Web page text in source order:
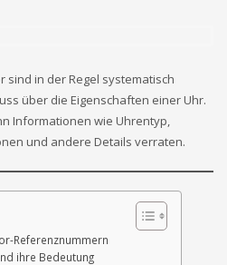
sind in der Regel systematisch
über die Eigenschaften einer Uhr.
Informationen wie Uhrentyp,
und andere Details verraten.
Referenznummern
ihre Bedeutung